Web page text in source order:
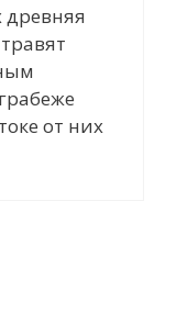
древняя
от них